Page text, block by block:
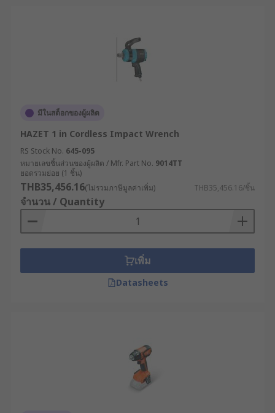
มีในสต็อกของผู้ผลิต
HAZET 1 in Cordless Impact Wrench
RS Stock No. 645-095
หมายเลขชิ้นส่วนของผู้ผลิต / Mfr. Part No. 9014TT
ยอดรวมย่อย (1 ชิ้น)
THB35,456.16(ไม่รวมภาษีมูลค่าเพิ่ม) THB35,456.16/ชิ้น
จำนวน / Quantity
เพิ่ม
Datasheets